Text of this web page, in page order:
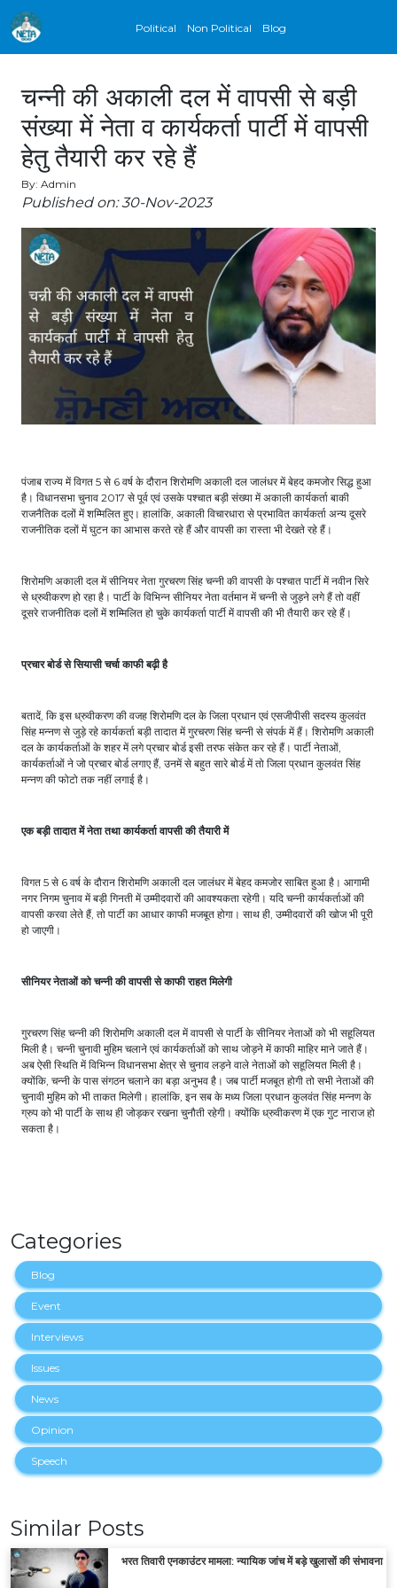
Political Non Political Blog
चन्नी की अकाली दल में वापसी से बड़ी
संख्या में नेता व कार्यकर्ता पार्टी में वापसी
हेतु तैयारी कर रहे हैं
By: Admin
Published on: 30-Nov-2023
पंजाब राज्य में विगत 5 से 6 वर्ष के दौरान शिरोमणि अकाली दल जालंधर में बेहद कमजोर सिद्ध हुआ
है। विधानसभा चुनाव 2017 से पूर्व एवं उसके पश्चात बड़ी संख्या में अकाली कार्यकर्ता बाकी
राजनैतिक दलों में शम्मिलित हुए। हालांकि, अकाली विचारधारा से प्रभावित कार्यकर्ता अन्य दूसरे
राजनीतिक दलों में घुटन का आभास करते रहे हैं और वापसी का रास्ता भी देखते रहे हैं।
शिरोमणि अकाली दल में सीनियर नेता गुरचरण सिंह चन्नी की वापसी के पश्चात पार्टी में नवीन सिरे
से ध्रुवीकरण हो रहा है। पार्टी के विभिन्न सीनियर नेता वर्तमान में चन्नी से जुड़ने लगे हैं तो वहीं
दूसरे राजनीतिक दलों में शम्मिलित हो चुके कार्यकर्ता पार्टी में वापसी की भी तैयारी कर रहे हैं।
प्रचार बोर्ड से सियासी चर्चा काफी बढ़ी है
बतादें, कि इस ध्रुवीकरण की वजह शिरोमणि दल के जिला प्रधान एवं एसजीपीसी सदस्य कुलवंत
सिंह मन्नण से जुड़े रहे कार्यकर्ता बड़ी तादात में गुरचरण सिंह चन्नी से संपर्क में हैं। शिरोमणि अकाली
दल के कार्यकर्ताओं के शहर में लगे प्रचार बोर्ड इसी तरफ संकेत कर रहे हैं। पार्टी नेताओं,
कार्यकर्ताओं ने जो प्रचार बोर्ड लगाए हैं, उनमें से बहुत सारे बोर्ड में तो जिला प्रधान कुलवंत सिंह
मन्नण की फोटो तक नहीं लगाई है।
एक बड़ी तादात में नेता तथा कार्यकर्ता वापसी की तैयारी में
विगत 5 से 6 वर्ष के दौरान शिरोमणि अकाली दल जालंधर में बेहद कमजोर साबित हुआ है। आगामी
नगर निगम चुनाव में बड़ी गिनती में उम्मीदवारों की आवश्यकता रहेगी। यदि चन्नी कार्यकर्ताओं की
वापसी करवा लेते हैं, तो पार्टी का आधार काफी मजबूत होगा। साथ ही, उम्मीदवारों की खोज भी पूरी
हो जाएगी।
सीनियर नेताओं को चन्नी की वापसी से काफी राहत मिलेगी
गुरचरण सिंह चन्नी की शिरोमणि अकाली दल में वापसी से पार्टी के सीनियर नेताओं को भी सहूलियत
मिली है। चन्नी चुनावी मुहिम चलाने एवं कार्यकर्ताओं को साथ जोड़ने में काफी माहिर माने जाते हैं।
अब ऐसी स्थिति में विभिन्न विधानसभा क्षेत्र से चुनाव लड़ने वाले नेताओं को सहूलियत मिली है।
क्योंकि, चन्नी के पास संगठन चलाने का बड़ा अनुभव है। जब पार्टी मजबूत होगी तो सभी नेताओं की
चुनावी मुहिम को भी ताकत मिलेगी। हालांकि, इन सब के मध्य जिला प्रधान कुलवंत सिंह मन्नण के
ग्रुप को भी पार्टी के साथ ही जोड़कर रखना चुनौती रहेगी। क्योंकि ध्रुवीकरण में एक गुट नाराज हो
सकता है।
Categories
Blog
Event
Interviews
Issues
News
Opinion
Speech
Similar Posts
भरत तिवारी एनकाउंटर मामला: न्यायिक जांच में बड़े खुलासों की संभावना